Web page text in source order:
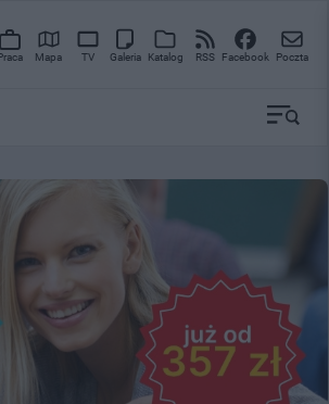
Mapa TV Galeria Katalog RSS Facebook Poczta